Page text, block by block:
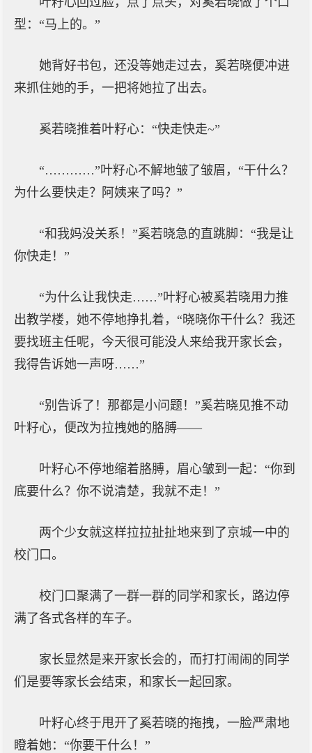
型：“马上的。”
她背好书包，还没等她走过去，奚若晓便冲进
来抓住她的手，一把将她拉了出去。
奚若晓推着叶籽心：“快走快走~”
“…………”叶籽心不解地皱了皱眉，“干什么？
为什么要快走？阿姨来了吗？”
“和我妈没关系！”奚若晓急的直跳脚：“我是让
你快走！”
“为什么让我快走……”叶籽心被奚若晓用力推
出教学楼，她不停地挣扎着，“晓晓你干什么？我还
要找班主任呢，今天很可能没人来给我开家长会，
我得告诉她一声呀……”
“别告诉了！那都是小问题！”奚若晓见推不动
叶籽心，便改为拉拽她的胳膊——
叶籽心不停地缩着胳膊，眉心皱到一起：“你到
底要什么？你不说清楚，我就不走！”
两个少女就这样拉拉扯扯地来到了京城一中的
校门口。
校门口聚满了一群一群的同学和家长，路边停
满了各式各样的车子。
家长显然是来开家长会的，而打打闹闹的同学
们是要等家长会结束，和家长一起回家。
叶籽心终于甩开了奚若晓的拖拽，一脸严肃地
瞪着她：“你要干什么！”